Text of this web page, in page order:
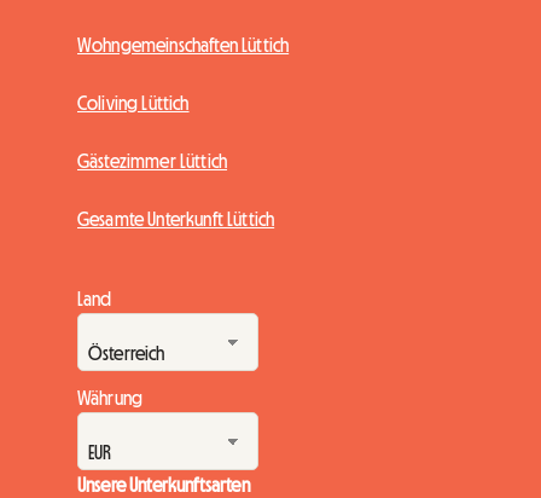
Wohngemeinschaften Lüttich
Coliving Lüttich
Gästezimmer Lüttich
Gesamte Unterkunft Lüttich
Land
Währung
Unsere Unterkunftsarten